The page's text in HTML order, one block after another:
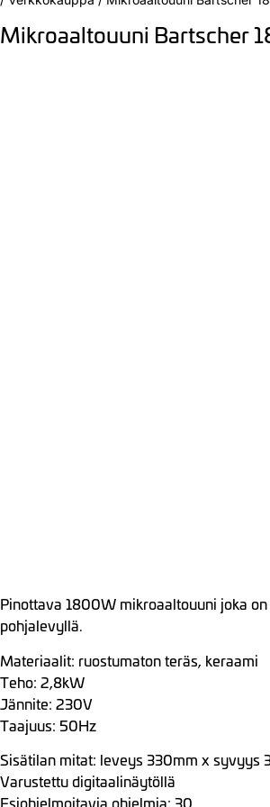
Mikroaaltouuni Bartscher
Pinottava 1800W mikroaaltouuni joka
pohjalevyllä.
Materiaalit: ruostumaton teräs, keraami
Teho: 2,8kW
Jännite: 230V
Taajuus: 50Hz
Sisätilan mitat: leveys 330mm x syvyys
Varustettu digitaalinäytöllä
Esiohjelmoitavia ohjelmia: 30